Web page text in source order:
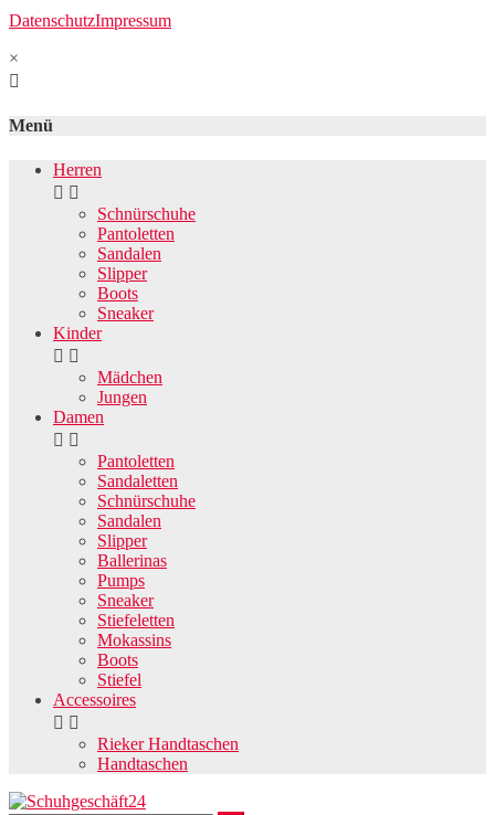
DatenschutzImpressum
×

Menü
Herren
 
Schnürschuhe
Pantoletten
Sandalen
Slipper
Boots
Sneaker
Kinder
 
Mädchen
Jungen
Damen
 
Pantoletten
Sandaletten
Schnürschuhe
Sandalen
Slipper
Ballerinas
Pumps
Sneaker
Stiefeletten
Mokassins
Boots
Stiefel
Accessoires
 
Rieker Handtaschen
Handtaschen